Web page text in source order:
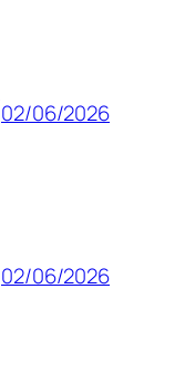
02/06/2026
02/06/2026